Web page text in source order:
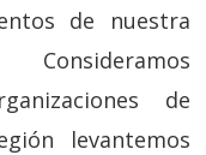
de nuestra
de
levantemos